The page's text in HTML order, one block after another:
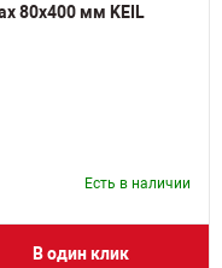
80х400 мм KEIL
Есть в наличии
В один клик